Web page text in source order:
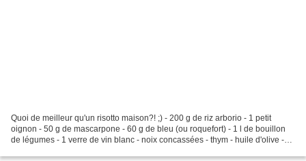
Quoi de meilleur qu'un risotto maison?! ;) - 200 g de riz arborio - 1 petit
oignon - 50 g de mascarpone - 60 g de bleu (ou roquefort) - 1 l de bouillon
de légumes - 1 verre de vin blanc - noix concassées - thym - huile d'olive -